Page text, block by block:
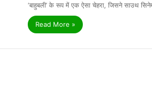
‘बाहुबली’ के रूप में एक ऐसा चेहरा, जिसने साउथ
Read More »